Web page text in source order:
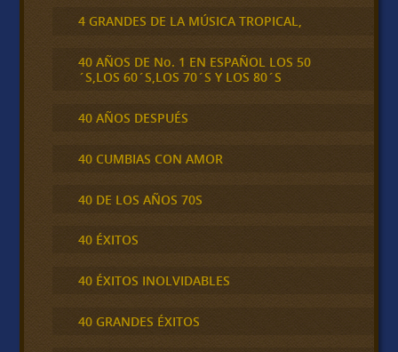
4 GRANDES DE LA MÚSICA TROPICAL,
40 AÑOS DE No. 1 EN ESPAÑOL LOS 50
´S,LOS 60´S,LOS 70´S Y LOS 80´S
40 AÑOS DESPUÉS
40 CUMBIAS CON AMOR
40 DE LOS AÑOS 70S
40 ÉXITOS
40 ÉXITOS INOLVIDABLES
40 GRANDES ÉXITOS